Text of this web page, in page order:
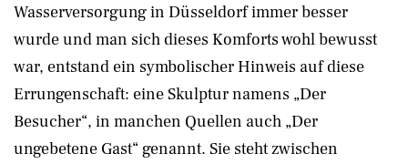
Wasserversorgung in Düsseldorf immer besser
wurde und man sich dieses Komforts wohl bewusst
war, entstand ein symbolischer Hinweis auf diese
Errungenschaft: eine Skulptur namens „Der
Besucher“, in manchen Quellen auch „Der
ungebetene Gast“ genannt. Sie steht zwischen